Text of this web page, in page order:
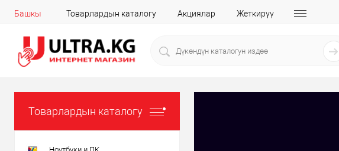
Башкы Товарлардын каталогу Акциялар Жеткирүү
Товарлардын каталогу